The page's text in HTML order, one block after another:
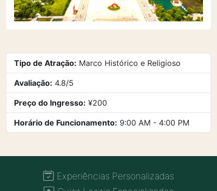
Tipo de Atração: Marco Histórico e Religioso
Avaliação: 4.8/5
Preço do Ingresso: ¥200
Horário de Funcionamento: 9:00 AM - 4:00 PM
Experiências Personalizadas